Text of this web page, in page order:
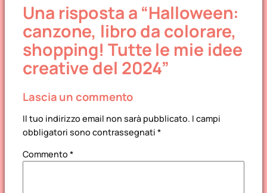
Una risposta a “Halloween:
canzone, libro da colorare,
shopping! Tutte le mie idee
creative del 2024”
Lascia un commento
Il tuo indirizzo email non sarà pubblicato. I campi
obbligatori sono contrassegnati *
Commento *